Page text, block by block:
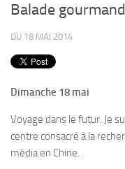
PORTRAITS
PRODUITS
RECETTES
Entrées
Balade
DU 18 MAI 2014
Dimanche 18 mai
Voyage dans le futur. Je
centre consacré à la
média en Chine.